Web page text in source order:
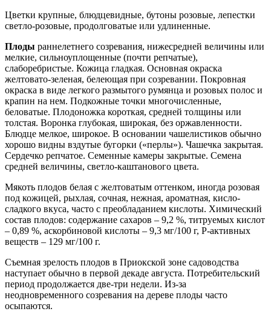
Цветки крупные, блюдцевидные, бутоны розовые, лепестки
светло-розовые, продолговатые или удлиненные.
Плоды раннелетнего созревания, нижесредней величины или
мелкие, сильноуплощенные (почти репчатые),
слаборебристые. Кожица гладкая. Основная окраска
желтовато-зеленая, белеющая при созревании. Покровная
окраска в виде легкого размытого румянца и розовых полос и
крапин на нем. Подкожные точки многочисленные,
беловатые. Плодоножка короткая, средней толщины или
толстая. Воронка глубокая, широкая, без оржавленности.
Блюдце мелкое, широкое. В основании чашелистиков обычно
хорошо видны вздутые бугорки («перлы»). Чашечка закрытая.
Сердечко репчатое. Семенные камеры закрытые. Семена
средней величины, светло-каштанового цвета.
Мякоть плодов белая с желтоватым оттенком, иногда розовая
под кожицей, рыхлая, сочная, нежная, ароматная, кисло-
сладкого вкуса, часто с преобладанием кислоты. Химический
состав плодов: содержание сахаров – 9,2 %, титруемых кислот
– 0,89 %, аскорбиновой кислоты – 9,3 мг/100 г, Р-активных
веществ – 129 мг/100 г.
Съемная зрелость плодов в Приокской зоне садоводства
наступает обычно в первой декаде августа. Потребительский
период продолжается две-три недели. Из-за
неодновременного созревания на дереве плоды часто
осыпаются.